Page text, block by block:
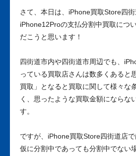
さて、本日は、iPhone買取Store四街
iPhone12Proの支払分割中買取につ
だこうと思います！
四街道市内や四街道市周辺でも、
っている買取店さんは数多くあると
買取」となると買取に関して様々な
く、思ったような買取金額にならな
す。
ですが、iPhone買取Store四街道店
仮に分割中であっても分割中でない